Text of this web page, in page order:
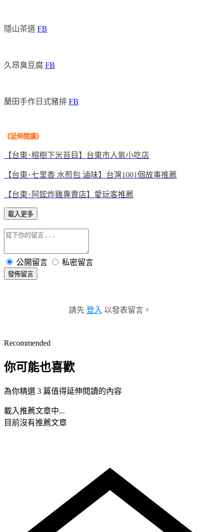
隱山茶道 FB
久昂臭豆腐 FB
蘭田手作日式豬排 FB
《延伸閱讀》
【台東･榕樹下米苔目】台東市人氣小吃店
【台東･七里香 水煎包 滷味】台灣1001個故事推薦
【台東･阿鋐炸雞專賣店】愛玩客推薦
載入更多
公開留言 私密留言
發佈留言
請先 登入 以發表留言。
Recommended
你可能也喜歡
為你精選 3 篇值得延伸閱讀的內容
載入推薦文章中...
目前沒有推薦文章